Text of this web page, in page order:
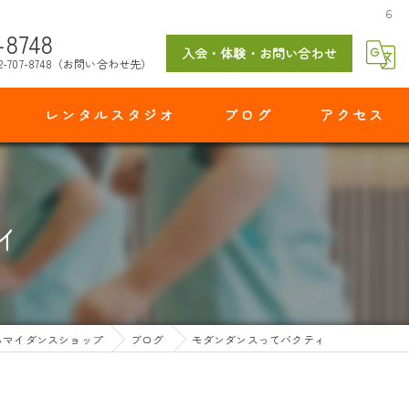
６
707-8748（お問い合わせ先）
入会・体験・お問い合わせ
レンタルスタジオ ブログ アクセス
マイダンスショップ 出花スタジオ
イダンスショップ ブログ モダンダンスってバクティ